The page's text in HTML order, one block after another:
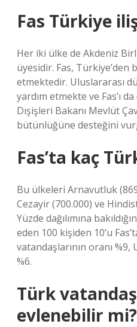
Fas Türkiye
Her iki ülke de Akdeniz
üyesidir. Fas,
etmektedir. Uluslararası
yardım etmekte ve Fas’ı
Dışişleri Bakanı Mevlüt
bütünlüğüne desteğini
Fas’ta kaç
Bu ülkeleri Arnavutluk
Cezayir (700.000) ve
Yüzde dağılımına
eden 100 kişiden 10’u
vatandaşlarının oranı %9,
%6.
Türk
evlenebilir mi?